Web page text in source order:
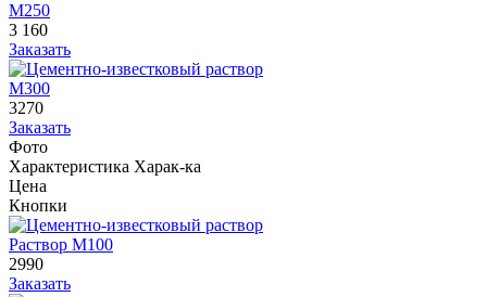
М250
3 160
Заказать
М300
3270
Заказать
Фото
Характеристика Харак-ка
Цена
Кнопки
Раствор М100
2990
Заказать